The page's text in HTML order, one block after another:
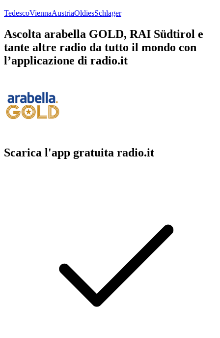
TedescoViennaAustriaOldiesSchlager
Ascolta arabella GOLD, RAI Südtirol e
tante altre radio da tutto il mondo con
l’applicazione di radio.it
Scarica l'app gratuita radio.it